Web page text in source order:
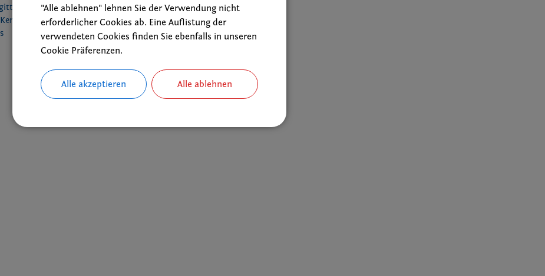
"Alle ablehnen" lehnen Sie der Verwendung nicht
erforderlicher Cookies ab. Eine Auflistung der
verwendeten Cookies finden Sie ebenfalls in unseren
Cookie Präferenzen.
Alle akzeptieren Alle ablehnen